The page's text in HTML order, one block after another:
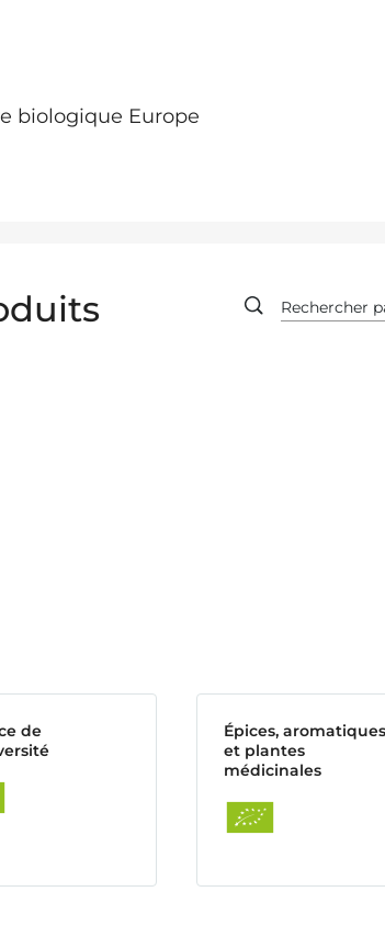
biologique Europe
de
Épices, aromatiques
et plantes
médicinales